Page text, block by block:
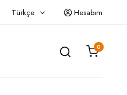
Türkçe Hesabım
0